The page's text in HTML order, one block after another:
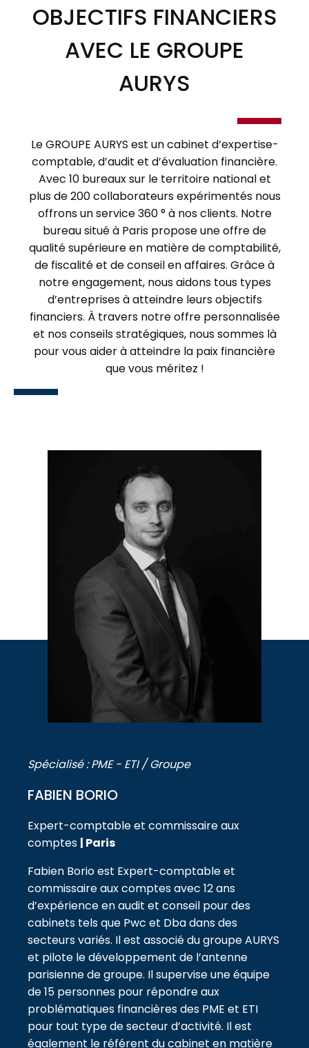
OBJECTIFS FINANCIERS
AVEC LE GROUPE
AURYS
Le GROUPE AURYS est un cabinet d’expertise-
comptable, d’audit et d’évaluation financière.
Avec 10 bureaux sur le territoire national et
plus de 200 collaborateurs expérimentés nous
offrons un service 360 ° à nos clients. Notre
bureau situé à Paris propose une offre de
qualité supérieure en matière de comptabilité,
de fiscalité et de conseil en affaires. Grâce à
notre engagement, nous aidons tous types
d’entreprises à atteindre leurs objectifs
financiers. À travers notre offre personnalisée
et nos conseils stratégiques, nous sommes là
pour vous aider à atteindre la paix financière
que vous méritez !
Spécialisé : PME - ETI / Groupe
FABIEN BORIO
Expert-comptable et commissaire aux
comptes | Paris
Fabien Borio est Expert-comptable et
commissaire aux comptes avec 12 ans
d’expérience en audit et conseil pour des
cabinets tels que Pwc et Dba dans des
secteurs variés. Il est associé du groupe AURYS
et pilote le développement de l’antenne
parisienne de groupe. Il supervise une équipe
de 15 personnes pour répondre aux
problématiques financières des PME et ETI
pour tout type de secteur d’activité. Il est
également le référent du cabinet en matière